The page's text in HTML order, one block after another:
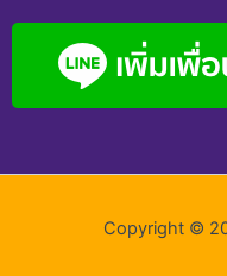
Copyright ©